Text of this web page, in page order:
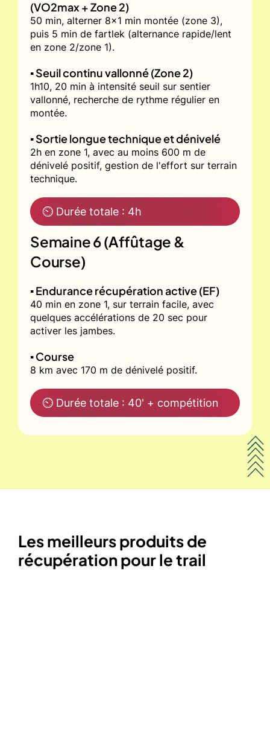
(VO2max + Zone 2)
50 min, alterner 8x1 min montée (zone 3),
puis 5 min de fartlek (alternance rapide/lent
en zone 2/zone 1).
▪️ Seuil continu vallonné (Zone 2)
1h10, 20 min à intensité seuil sur sentier
vallonné, recherche de rythme régulier en
montée.
▪️ Sortie longue technique et dénivelé
2h en zone 1, avec au moins 600 m de
dénivelé positif, gestion de l'effort sur terrain
technique.
⏲ Durée totale : 4h
Semaine 6 (Affûtage &
Course)
▪️ Endurance récupération active (EF)
40 min en zone 1, sur terrain facile, avec
quelques accélérations de 20 sec pour
activer les jambes.
▪️ Course
8 km avec 170 m de dénivelé positif.
⏲ Durée totale : 40' + compétition
Les meilleurs produits de
récupération pour le trail